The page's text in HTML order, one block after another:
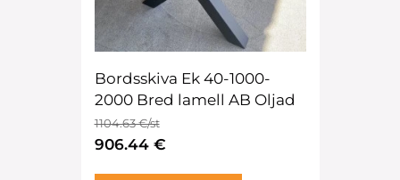
Bordsskiva Ek 40-1000-
2000 Bred lamell AB Oljad
1104.63 €/st
906.44 €